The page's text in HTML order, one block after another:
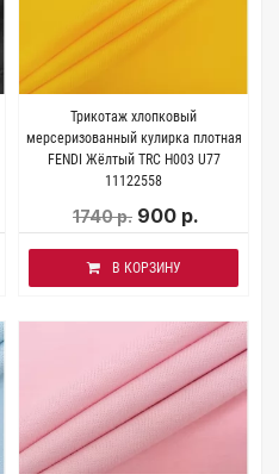
Трикотаж хлопковый
мерсеризованный кулирка плотная
FENDI Жёлтый TRC H003 U77
11122558
1740 р. 900 р.
В КОРЗИНУ